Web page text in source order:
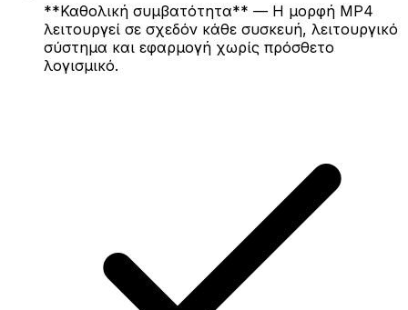
**Καθολική συμβατότητα** — Η μορφή MP4
λειτουργεί σε σχεδόν κάθε συσκευή, λειτουργικό
σύστημα και εφαρμογή χωρίς πρόσθετο
λογισμικό.